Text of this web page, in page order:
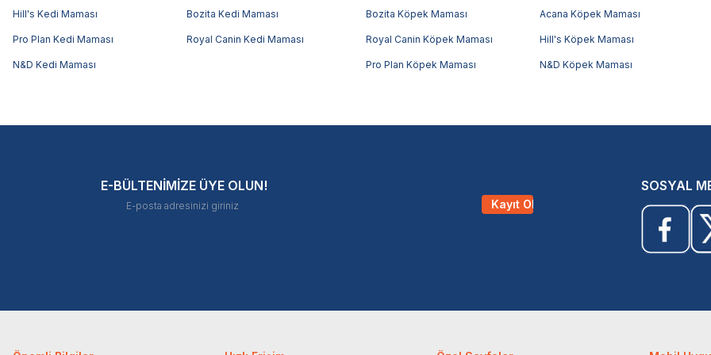
Hill's Kedi Maması Bozita Kedi Maması
Pro Plan Kedi Maması Royal Canin Kedi Maması
N&D Kedi Maması
Bozita Köpek Maması Acana Köpek Maması
Royal Canin Köpek Maması Hill's Köpek Maması
Pro Plan Köpek Maması N&D Köpek Maması
E-BÜLTENİMİZE ÜYE OLUN!
Kayıt Ol
SOSYAL